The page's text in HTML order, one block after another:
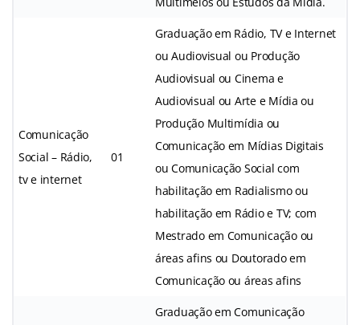
Comunicação
Social – Rádio,
tv e internet
01
Graduação em Rádio, TV e Internet
ou Audiovisual ou Produção
Audiovisual ou Cinema e
Audiovisual ou Arte e Mídia ou
Produção Multimídia ou
Comunicação em Mídias Digitais
ou Comunicação Social com
habilitação em Radialismo ou
habilitação em Rádio e TV; com
Mestrado em Comunicação ou
áreas afins ou Doutorado em
Comunicação ou áreas afins
Graduação em Comunicação